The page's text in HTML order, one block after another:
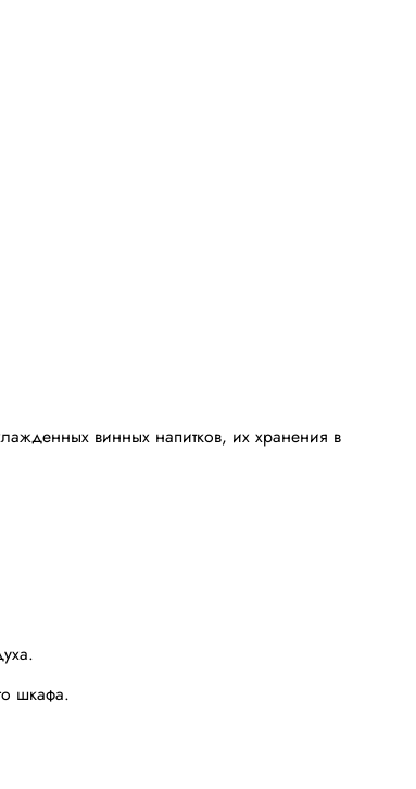
винных напитков, их хранения в
шкафа.